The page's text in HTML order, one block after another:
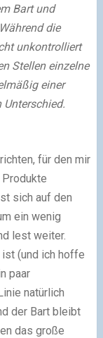
Bart und
die
unkontrolliert
Stellen einzelne
einer
für den mir
sich auf den
ein wenig
lest weiter.
ist (und ich hoffe
paar
natürlich
der Bart bleibt
das große